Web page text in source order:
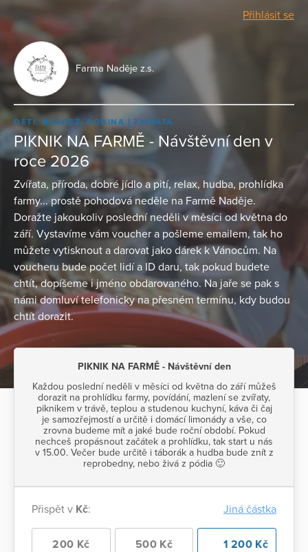
Přihlásit se
Farma Naděje z.s.
DĚTI, MLÁDEŽ, RODINA ZVÍŘATA
PIKNIK NA FARMĚ - Návštěvní den v
roce 2026
Zvířata, příroda, dobré jídlo a pití, relax, hudba, prohlídka
farmy... prostě pohodová neděle na Farmě Naděje.
Doražte jakoukoliv poslední neděli v měsíci od května do
září. Vystavíme vám voucher a pošleme emailem, tak ho
můžete vytisknout a darovat jako dárek k Vánocům. Na
voucheru bude počet lidí a ID daru, tak pokud budete
chtít, dopíšeme i jméno obdarovaného. Na jaře se pak s
námi domluví telefonicky na přesném termínu, kdy budou
chtít dorazit.
PIKNIK NA FARMĚ - Návštěvní den
Každou poslední neděli v měsíci od května do září můžeš
dorazit na prohlídku farmy, povídání, mazlení se zvířaty,
piknikem v trávě, teplou a studenou kuchyní, káva či čaj
je samozřejmostí a určitě i domácí limonády a vše, co
zrovna budeme mít a jaké bude roční období. Pokud
nechceš propásnout začátek a prohlídku, tak start u nás
v 15.00. Večer bude určitě i táborák a hudba bude znít z
reprobedny, nebo živá z pódia 🙂
Přispět v Kč: Jiná částka
200 Kč 500 Kč 1 200 Kč